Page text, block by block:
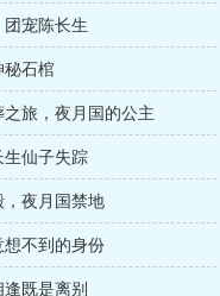
宠陈长生
秘石棺
旅，夜月国的公主
仙子失踪
夜月国禁地
不到的身份
既是离别